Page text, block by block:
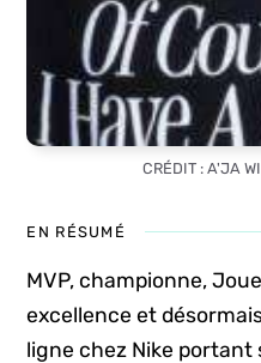
CRÉDIT : A'JA
EN RÉSUMÉ
MVP, championne,
excellence et
ligne chez Nike portant